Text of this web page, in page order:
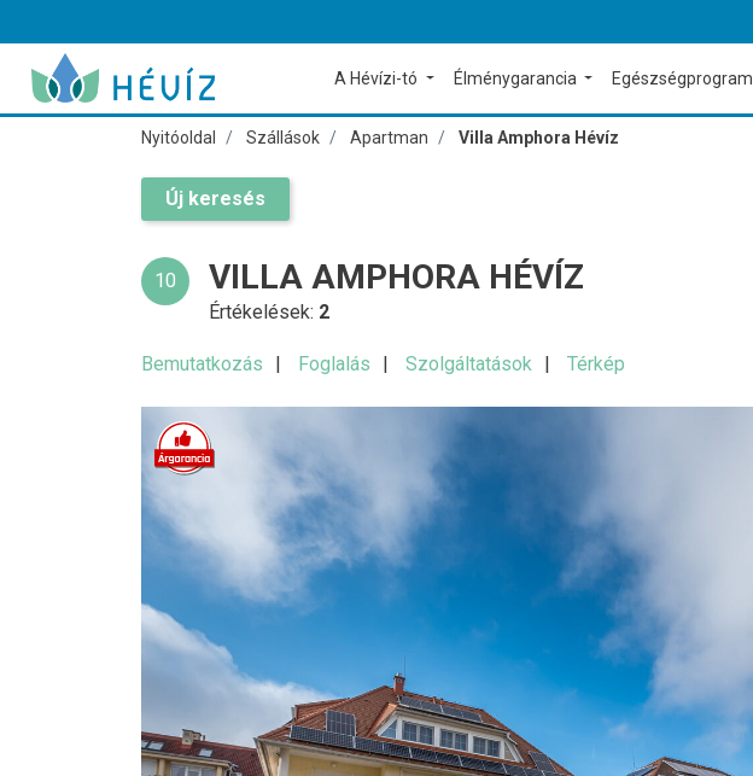
A Hévízi-tó Élménygarancia Egészségprogram
Nyitóoldal Szállások Apartman Villa Amphora Hévíz
Új keresés
10 VILLA AMPHORA HÉVÍZ
Értékelések: 2
Bemutatkozás Foglalás Szolgáltatások Térkép